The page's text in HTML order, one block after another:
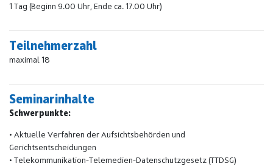
1 Tag (Beginn 9.00 Uhr, Ende ca. 17.00 Uhr)
Teilnehmerzahl
maximal 18
Seminarinhalte
Schwerpunkte:
• Aktuelle Verfahren der Aufsichtsbehörden und
Gerichtsentscheidungen
• Telekommunikation-Telemedien-Datenschutzgesetz (TTDSG)